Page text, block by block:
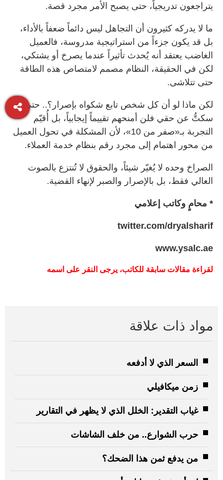
يتراجعون تدريجياً، حتى يصبح الأمر مجرد قصة.
ما لا يدركه كثيرون أن التجاهل ليس دائماً ضعفاً بالأداء،
بل قد يكون جزءاً من استراتيجية مدروسة، فالعميل
الغاضب يعتقد أنه يُحدث تأثيراً عندما يصرخ أو يشتكي،
لكن في الحقيقة، النظام مصمم لامتصاص هذه الطاقة
حتى تتلاشى.
لكن ماذا لو أن كل شخص تابع شكواه بإصرار؟.. حتى إن
سكتُّ عن حقي فلن أمنحهم تقييماً إيجابياً، بل أُقيّم
التجربة بـ«صفر من 10»، لأن المشكلة في تحول العميل
من محور اهتمام إلى مجرد رقم بنظام خدمة العملاء.
الصراخ وحده لا يُغيّر شيئاً، والحقوق لا تُنتزع بالصوت
العالي فقط، بل بالإصرار والصبر لإنهاء القضية.
* محامٍ وكاتب إعلامي
twitter.com/dryalsharif
www.ysalc.ae
لقراءة مقالات سابقة للكاتب، يرجى النقر على اسمه
مواد ذات علاقة
السعر الذي لا أدفعه
زمن ميكافيلي
غياب التقدير: الخلل الذي لا يظهر في التقارير
حرب الشوارع.. من خلف الشاشات
من يدفع ثمن هذا الضحك؟